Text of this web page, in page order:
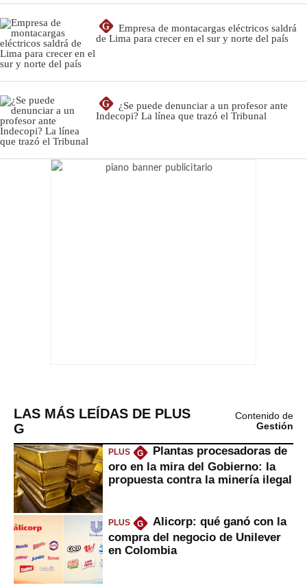
G
Empresa de montacargas eléctricos saldrá
de Lima para crecer en el sur y norte del país
G
¿Se puede denunciar a un profesor ante
Indecopi? La línea que trazó el Tribunal
LAS MÁS LEÍDAS DE PLUS
G
Contenido de
Gestión
PLUS G
Plantas procesadoras de
oro en la mira del Gobierno: la
propuesta contra la minería ilegal
PLUS G
Alicorp: qué ganó con la
compra del negocio de Unilever
en Colombia